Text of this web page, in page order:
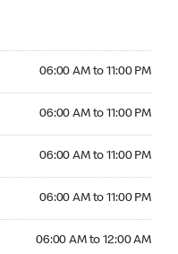
06:00 AM to 11:00 PM
06:00 AM to 11:00 PM
06:00 AM to 11:00 PM
06:00 AM to 11:00 PM
06:00 AM to 12:00 AM